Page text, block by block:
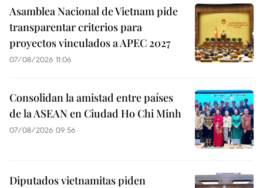
Asamblea Nacional de Vietnam pide
transparentar criterios para
proyectos vinculados a APEC 2027
07/08/2026 11:06
Consolidan la amistad entre países
de la ASEAN en Ciudad Ho Chi Minh
07/08/2026 09:56
Diputados vietnamitas piden